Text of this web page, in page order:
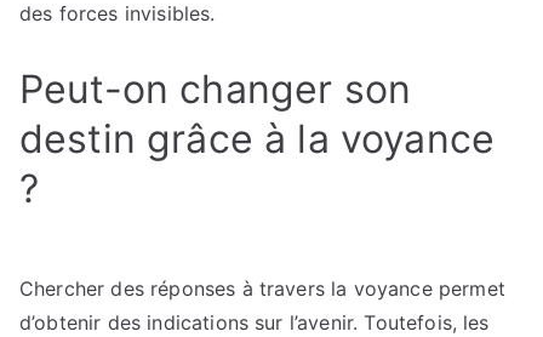
des forces invisibles.
Peut-on changer son
destin grâce à la voyance
?
Chercher des réponses à travers la voyance permet
d’obtenir des indications sur l’avenir. Toutefois, les